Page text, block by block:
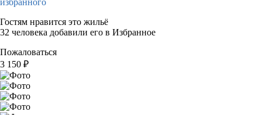
избранного
Гостям нравится это жильё
32 человека добавили его в Избранное
Пожаловаться
3 150 ₽